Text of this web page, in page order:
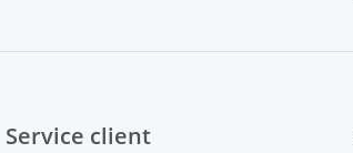
Service client